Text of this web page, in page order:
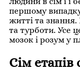
першому
житті та знання.
та турботи. Усе
мозок і розум у
Сім